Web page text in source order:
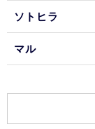
ソトヒラ
マル